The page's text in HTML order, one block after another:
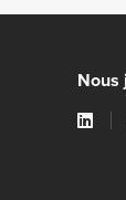
Nous